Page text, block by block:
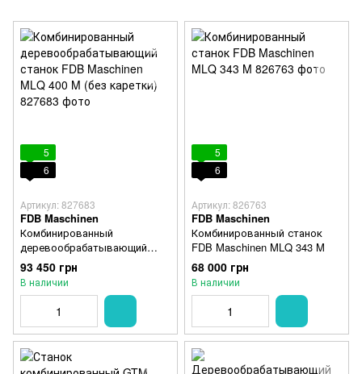
5
6
Артикул: 827683
FDB Maschinen
Комбинированный
деревообрабатывающий
станок FDB Maschinen MLQ
400 M (без каретки)
93 450 грн
В наличии
5
6
Артикул: 826763
FDB Maschinen
Комбинированный станок
FDB Maschinen MLQ 343 M
68 000 грн
В наличии